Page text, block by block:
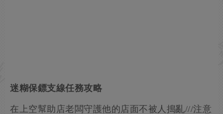
迷糊保鏢支線任務攻略
在上空幫助店老闆守護他的店面不被人搗亂///注意